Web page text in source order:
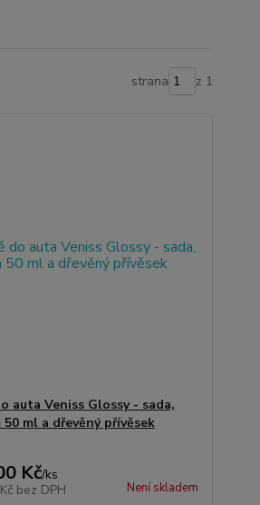
strana z 1
auta Veniss Glossy - sada,
50 ml a dřevěný přívěsek
Kč/ks
bez DPH Není skladem